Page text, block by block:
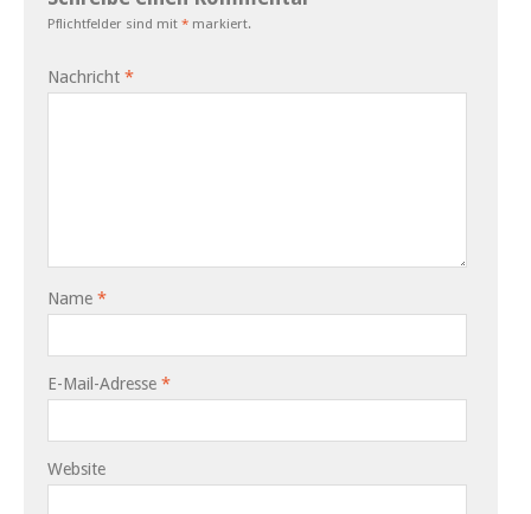
Pflichtfelder sind mit * markiert.
Nachricht *
Name *
E-Mail-Adresse *
Website